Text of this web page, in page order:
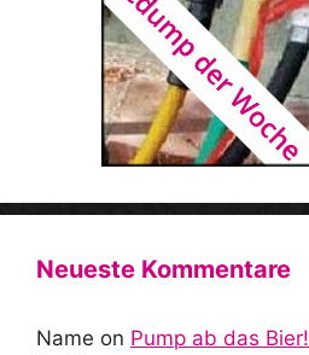
Neueste Kommentare
Name on Pump ab das Bier!